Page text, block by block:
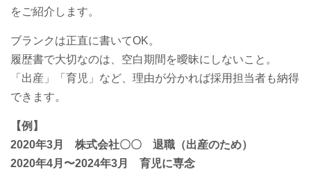
をご紹介します。
ブランクは正直に書いてOK。
履歴書で大切なのは、空白期間を曖昧にしないこと。
「出産」「育児」など、理由が分かれば採用担当者も納得
できます。
【例】
2020年3月 株式会社〇〇 退職（出産のため）
2020年4月〜2024年3月 育児に専念